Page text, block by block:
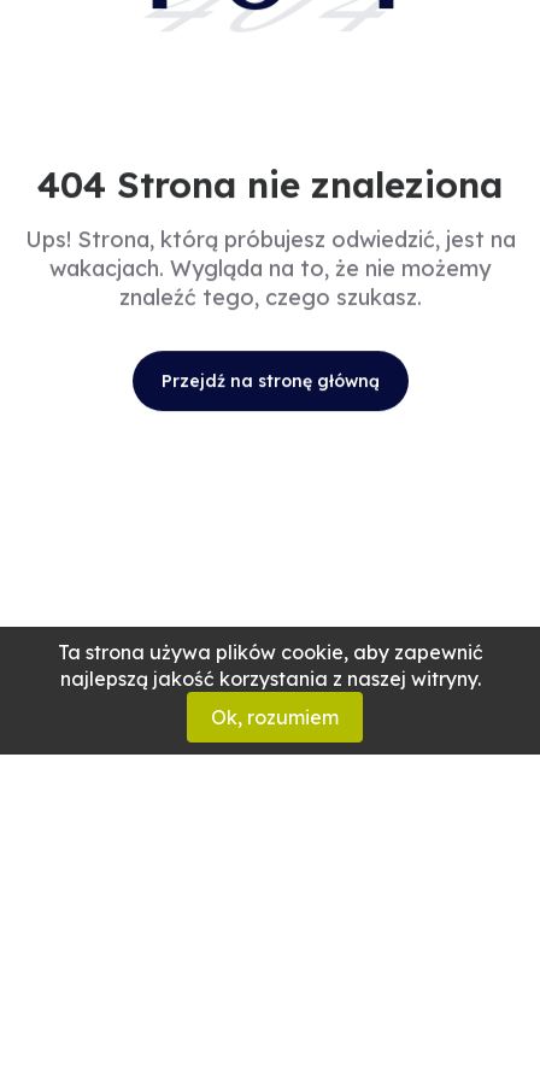
Ta strona używa plików cookie, aby zapewnić
najlepszą jakość korzystania z naszej witryny.
Ok, rozumiem
404 Strona nie znaleziona
Ups! Strona, którą próbujesz odwiedzić, jest na
wakacjach. Wygląda na to, że nie możemy
znaleźć tego, czego szukasz.
Przejdź na stronę główną